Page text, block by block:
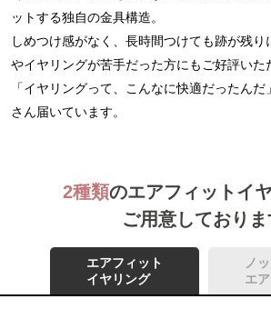
ットする独自の金具構造。
しめつけ感がなく、長時間つけても跡が残り
やイヤリングが苦手だった方にもご好評いた
「イヤリングって、こんなに快適だったんだ
さん届いています。
2種類のエアフィットイ
ご用意しており
エアフィット
イヤリング
ノ
エ